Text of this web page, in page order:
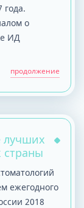
же
и о
года.
о
ИД
продолжение
лучших
страны
ежегодного
2018